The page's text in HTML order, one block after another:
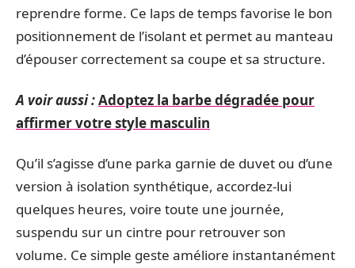
reprendre forme. Ce laps de temps favorise le bon
positionnement de l’isolant et permet au manteau
d’épouser correctement sa coupe et sa structure.
A voir aussi :Adoptez la barbe dégradée pour
affirmer votre style masculin
Qu’il s’agisse d’une parka garnie de duvet ou d’une
version à isolation synthétique, accordez-lui
quelques heures, voire toute une journée,
suspendu sur un cintre pour retrouver son
volume. Ce simple geste améliore instantanément